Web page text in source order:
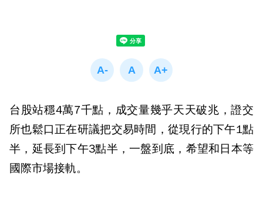
台股站穩4萬7千點，成交量幾乎天天破兆，證交
所也鬆口正在研議把交易時間，從現行的下午1點
半，延長到下午3點半，一盤到底，希望和日本等
國際市場接軌。